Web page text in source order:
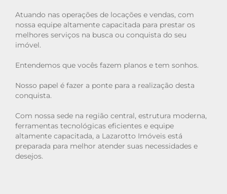
Atuando nas operações de locações e vendas, com
nossa equipe altamente capacitada para prestar os
melhores serviços na busca ou conquista do seu
imóvel.
Entendemos que vocês fazem planos e tem sonhos.
Nosso papel é fazer a ponte para a realização desta
conquista.
Com nossa sede na região central, estrutura moderna,
ferramentas tecnológicas eficientes e equipe
altamente capacitada, a Lazarotto Imóveis está
preparada para melhor atender suas necessidades e
desejos.